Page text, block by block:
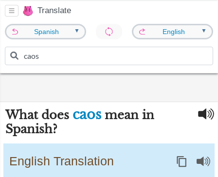
Translate
Spanish ▼ English ▼
What does caos mean in
Spanish?
English Translation